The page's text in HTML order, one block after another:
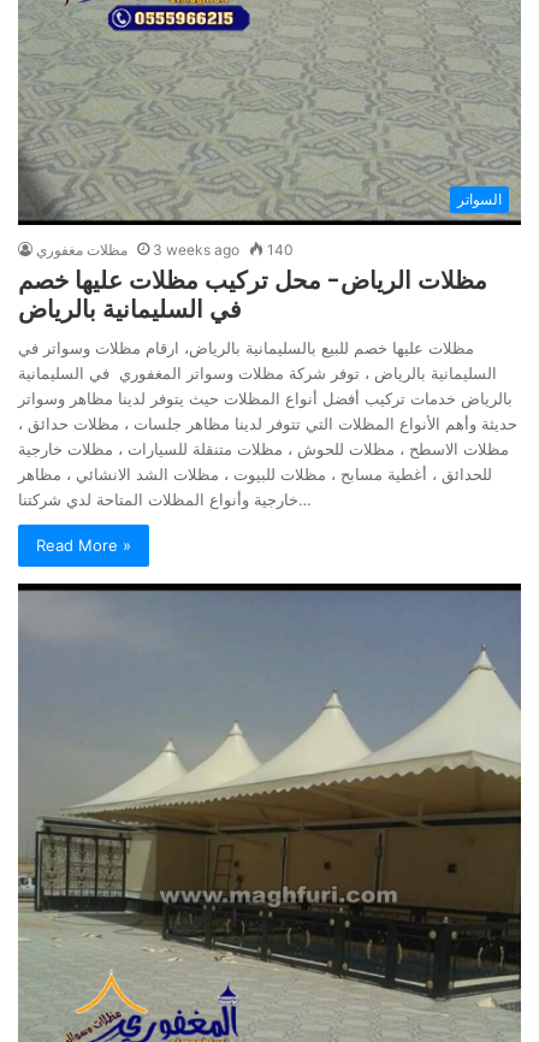
السواتر
مظلات مغفوري 3 weeks ago 140
مظلات الرياض- محل تركيب مظلات عليها خصم
في السليمانية بالرياض
مظلات عليها خصم للبيع بالسليمانية بالرياض، ارقام مظلات وسواتر في
السليمانية بالرياض ، توفر شركة مظلات وسواتر المغفوري في السليمانية
بالرياض خدمات تركيب أفضل أنواع المظلات حيث يتوفر لدينا مظاهر وسواتر
حديثة وأهم الأنواع المظلات التي تتوفر لدينا مظاهر جلسات ، مظلات حدائق ،
مظلات الاسطح ، مظلات للحوش ، مظلات متنقلة للسيارات ، مظلات خارجية
للحدائق ، أغطية مسابح ، مظلات للبيوت ، مظلات الشد الانشائي ، مظاهر
خارجية وأنواع المظلات المتاحة لدي شركتنا…
Read More »